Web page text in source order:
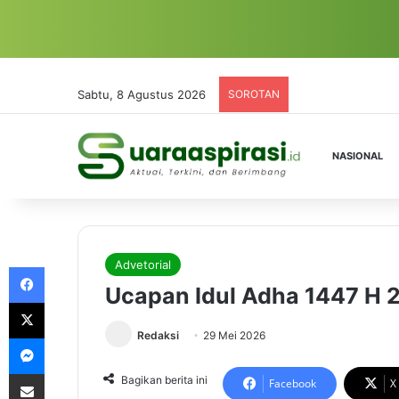
Sabtu, 8 Agustus 2026 SOROTAN
NASIONAL
Advetorial
Ucapan Idul Adha 1447 H
Redaksi 29 Mei 2026
Bagikan berita ini Facebook X